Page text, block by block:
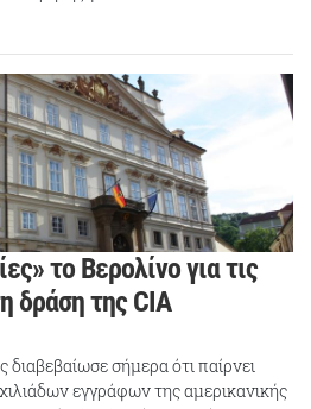
το Βερολίνο για τις
δράση της CIA
σήμερα ότι παίρνει
εγγράφων της αμερικανικής